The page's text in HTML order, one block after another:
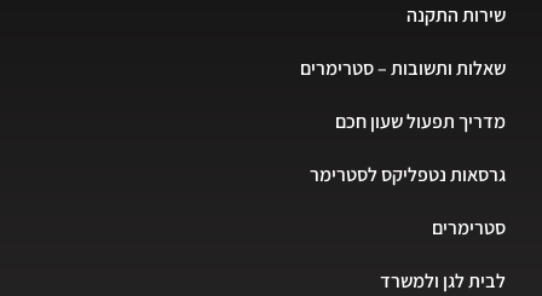
שירות התקנה
שאלות ותשובות – סטרימרים
מדריך תפעול שעון חכם
גרסאות נטפליקס לסטרימר
סטרימרים
לבית לגן ולמשרד